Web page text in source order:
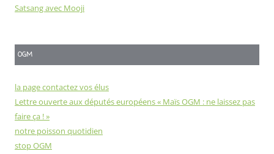
Satsang avec Mooji
OGM
la page contactez vos élus
Lettre ouverte aux députés européens « Maïs OGM : ne laissez pas
faire ça ! »
notre poisson quotidien
stop OGM